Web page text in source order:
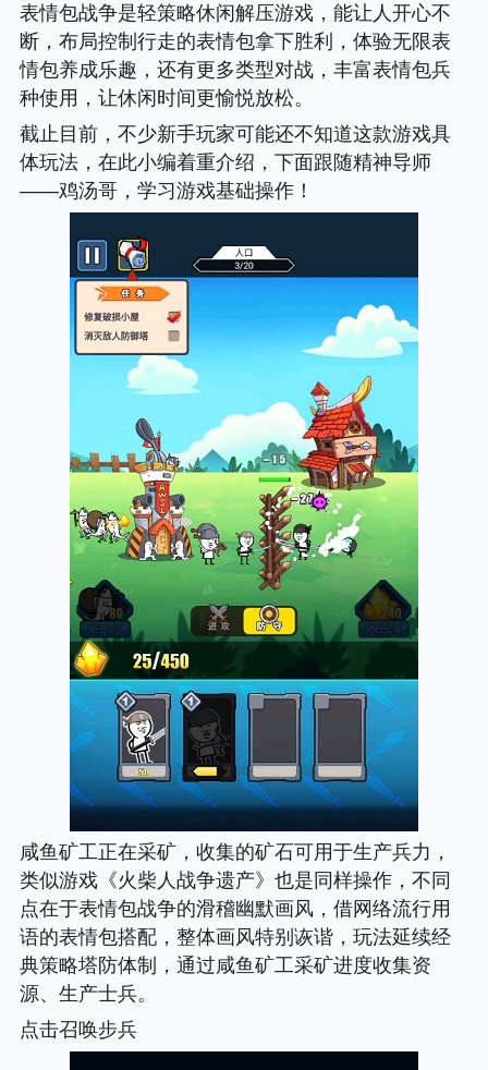
表情包战争是轻策略休闲解压游戏，能让人开心不
断，布局控制行走的表情包拿下胜利，体验无限表
情包养成乐趣，还有更多类型对战，丰富表情包兵
种使用，让休闲时间更愉悦放松。
截止目前，不少新手玩家可能还不知道这款游戏具
体玩法，在此小编着重介绍，下面跟随精神导师
——鸡汤哥，学习游戏基础操作！
咸鱼矿工正在采矿，收集的矿石可用于生产兵力，
类似游戏《火柴人战争遗产》也是同样操作，不同
点在于表情包战争的滑稽幽默画风，借网络流行用
语的表情包搭配，整体画风特别诙谐，玩法延续经
典策略塔防体制，通过咸鱼矿工采矿进度收集资
源、生产士兵。
点击召唤步兵